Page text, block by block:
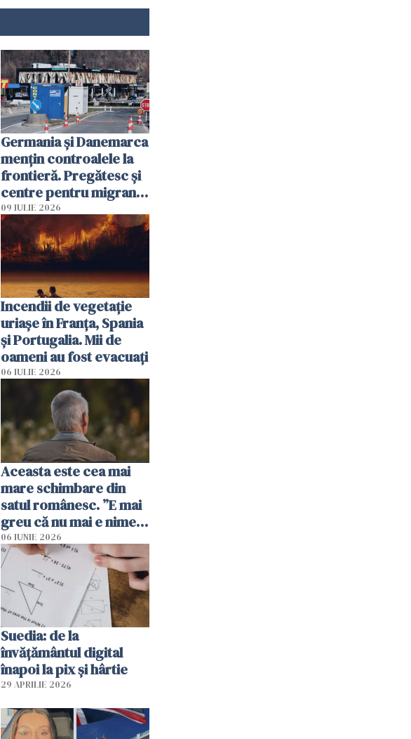
Germania și Danemarca
mențin controalele la
frontieră. Pregătesc și
centre pentru migranții
respinși din UE
09 IULIE 2026
Incendii de vegetație
uriașe în Franța, Spania
și Portugalia. Mii de
oameni au fost evacuați
06 IULIE 2026
Aceasta este cea mai
mare schimbare din
satul românesc. ”E mai
greu că nu mai e nimeni
pe-aici, prin jur”
06 IUNIE 2026
Suedia: de la
învățământul digital
înapoi la pix și hârtie
29 APRILIE 2026